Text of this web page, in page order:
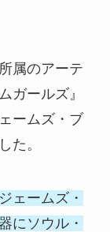
属のアーテ
ガールズ』
ームズ・ブ
た。
ェームズ・
にソウル・